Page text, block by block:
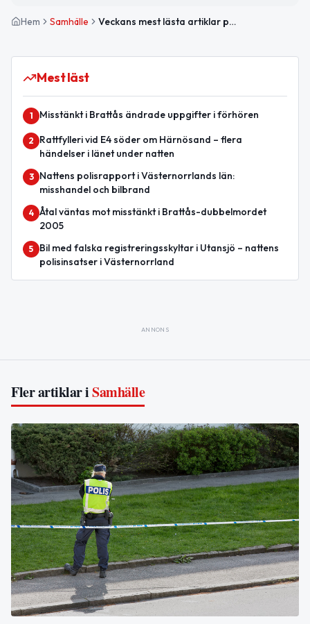
Hem Samhälle Veckans mest lästa artiklar på HärnösandsNytt
Mest läst
1 Misstänkt i Brattås ändrade uppgifter i förhören
2
Rattfylleri vid E4 söder om Härnösand – flera
händelser i länet under natten
3
Nattens polisrapport i Västernorrlands län:
misshandel och bilbrand
4 Åtal väntas mot misstänkt i Brattås-dubbelmordet
2005
5
Bil med falska registreringsskyltar i Utansjö – nattens
polisinsatser i Västernorrland
ANNONS
Fler artiklar iSamhälle